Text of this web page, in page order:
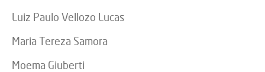
Luiz Paulo Vellozo Lucas
Maria Tereza Samora
Moema Giuberti